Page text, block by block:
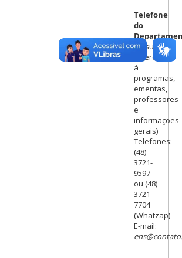
Telefone
do
(Assuntos
referentes
à
programas,
ementas,
professores
e
informações
gerais)
Telefones:
(48)
3721-
9597
ou (48)
3721-
7704
(Whatzap)
E-mail: